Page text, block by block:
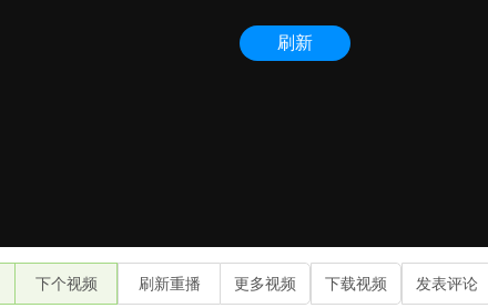
下个视频 刷新重播 更多视频 下载视频 发表评论